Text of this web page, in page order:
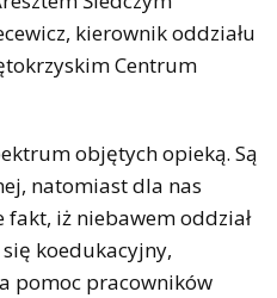
kierownik oddziału
Centrum
objętych opieką. Są
natomiast dla nas
iż niebawem oddział
koedukacyjny,
pomoc pracowników